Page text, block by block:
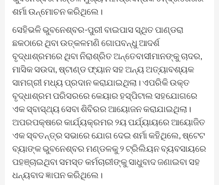
ଶର୍ମା ଉନ୍ମୋଚନ କରିଥିଲେ।
ସେହିଭଳି ଭୁବନେଶ୍ବର-ପୁରୀ ବାଇପାସ ସ୍ଥିତ ପାଣ୍ଡରା
ଛକଠାରେ ଥିବା ଉତ୍କଳମଣି ଗୋପବନ୍ଧୁ ଆଦର୍ଶ
ବୃଦ୍ଧାଶ୍ରମରେ ଥିବା ନିରାଶ୍ରିତ ଅନ୍ତେବାସୀମାନଙ୍କୁ ଚାଦର,
ମାସିକ ସଉଦା, ଷ୍ଟାଣ୍ଡ ଫ୍ୟାନ ସହ ଅନ୍ୟ ଅତ୍ୟାବଶ୍ୟକ
ସାମଗ୍ରୀ ମଧ୍ୟ ପ୍ରଦାନ କରାଯାଇଥିଲା। ଏପରିକି ଉକ୍ତ
ବୃଦ୍ଧାଶ୍ରମ ପରିସରରେ କେୟାର ହସ୍ପିଟାଲ ସହଯୋଗରେ
ଏକ ସ୍ବାସ୍ଥ୍ୟ ସେବା ଶିବିରର ଆୟୋଜନ କରାଯାଇଥିଲା।
ଅପରପକ୍ଷରେ କାର୍ଯ୍ୟକ୍ରମର ୨ୟ ପର୍ଯ୍ୟାୟରେ ଆୟୋଜିତ
ଏକ ସ୍ବତନ୍ତ୍ର ସଭାରେ ଯୋଗ ଦେଇ ଶର୍ମା କହିଥିଲେ, ଷ୍ଟେଟ
ବ୍ୟାଙ୍କ ଭୁବନେଶ୍ବର ମଣ୍ଡଳକୁ ୨ ଟ୍ରିଲିୟନ ବ୍ୟବସାୟରେ
ପହଞ୍ଚାଇଥିବା ସମସ୍ତ କର୍ମଚାରୀଙ୍କୁ ସାଧୁବାଦ ଜଣାଇବା ସହ
ଧନ୍ୟବାଦ ଜ୍ଞାପନ କରିଥିଲେ।